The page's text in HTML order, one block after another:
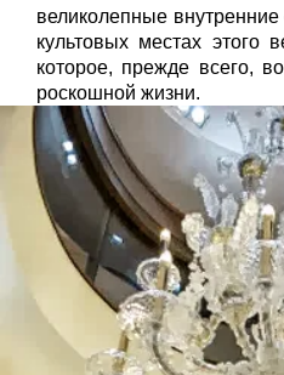
великолепные
культовых местах этого
которое, прежде всего,
роскошной жизни.